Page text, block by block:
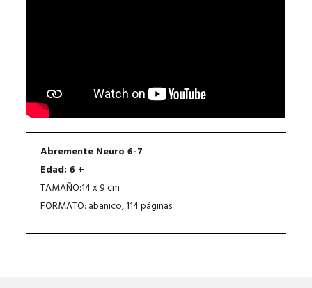
Abremente Neuro 6-7
Edad: 6 +
TAMAÑO:14 x 9 cm
FORMATO: abanico, 114 páginas